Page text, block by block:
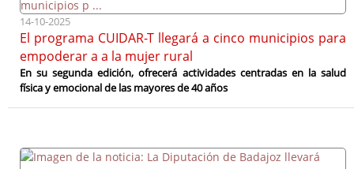
14-10-2025
El programa CUIDAR-T llegará a cinco municipios para
empoderar a a la mujer rural
En su segunda edición, ofrecerá actividades centradas en la salud
física y emocional de las mayores de 40 años